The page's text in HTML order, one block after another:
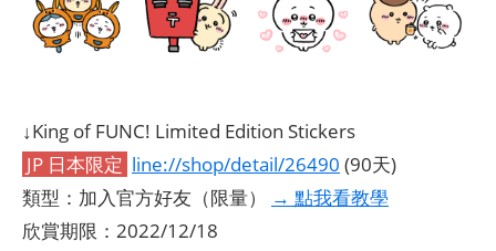
↓King of FUNC! Limited Edition Stickers
JP 日本限定 line://shop/detail/26490 (90天)
類型：加入官方好友（限量）
→ 點我看教學
欣賞期限：2022/12/18